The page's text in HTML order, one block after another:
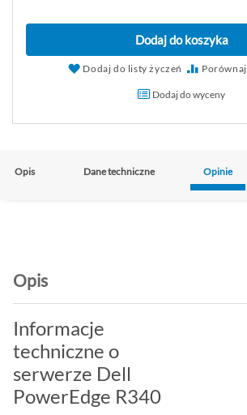
Dodaj do koszyka
Dodaj do listy życzeń Porównaj
Dodaj do wyceny
Opis Dane techniczne Opinie
Opis
Informacje
techniczne o
serwerze Dell
PowerEdge R340